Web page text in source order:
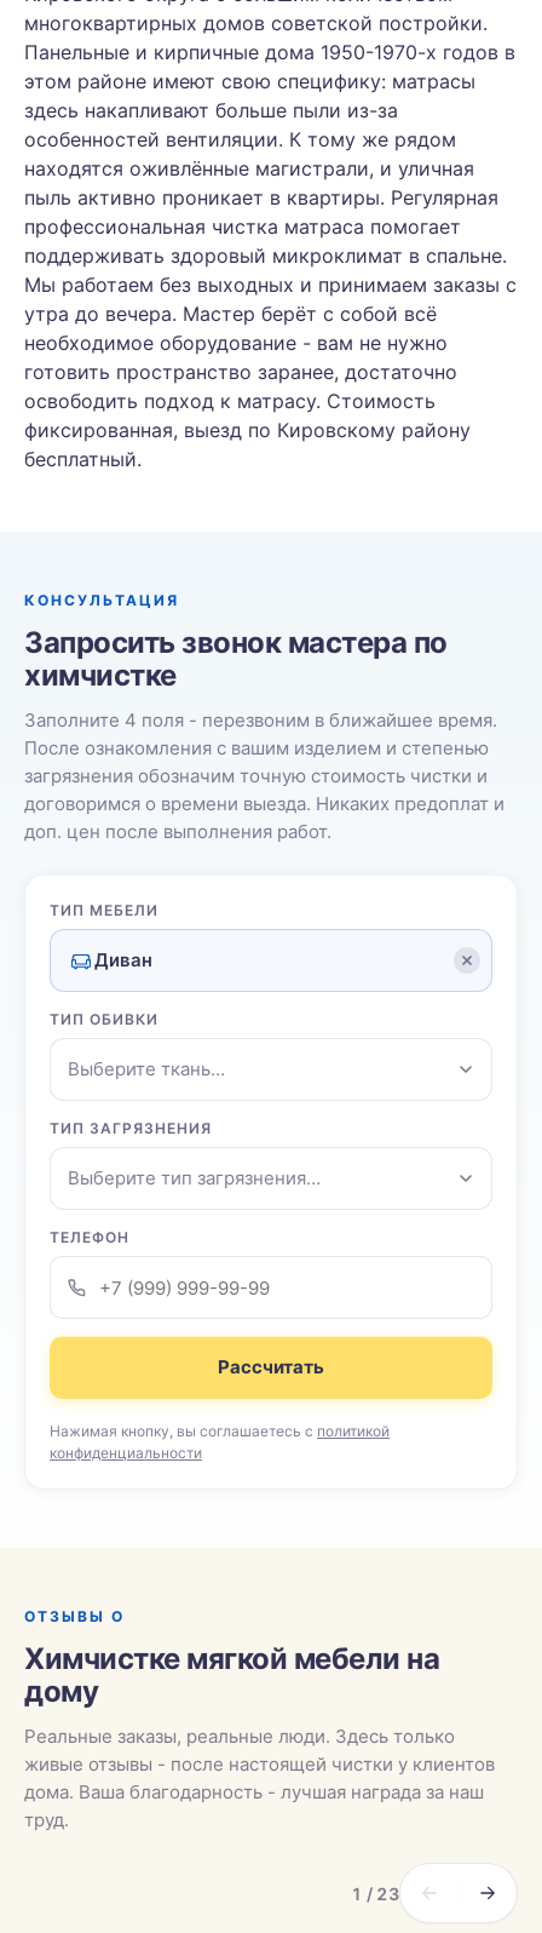
многоквартирных домов советской постройки.
Панельные и кирпичные дома 1950-1970-х годов в
этом районе имеют свою специфику: матрасы
здесь накапливают больше пыли из-за
особенностей вентиляции. К тому же рядом
находятся оживлённые магистрали, и уличная
пыль активно проникает в квартиры. Регулярная
профессиональная чистка матраса помогает
поддерживать здоровый микроклимат в спальне.
Мы работаем без выходных и принимаем заказы с
утра до вечера. Мастер берёт с собой всё
необходимое оборудование - вам не нужно
готовить пространство заранее, достаточно
освободить подход к матрасу. Стоимость
фиксированная, выезд по Кировскому району
бесплатный.
КОНСУЛЬТАЦИЯ
Запросить звонок мастера по
химчистке
Заполните 4 поля - перезвоним в ближайшее время.
После ознакомления с вашим изделием и степенью
загрязнения обозначим точную стоимость чистки и
договоримся о времени выезда. Никаких предоплат и
доп. цен после выполнения работ.
ТИП МЕБЕЛИ
Диван
ТИП ОБИВКИ
Выберите ткань…
ТИП ЗАГРЯЗНЕНИЯ
Выберите тип загрязнения…
ТЕЛЕФОН
Рассчитать
Нажимая кнопку, вы соглашаетесь с политикой
конфиденциальности
ОТЗЫВЫ О
Химчистке мягкой мебели на
дому
Реальные заказы, реальные люди. Здесь только
живые отзывы - после настоящей чистки у клиентов
дома. Ваша благодарность - лучшая награда за наш
труд.
1 / 23